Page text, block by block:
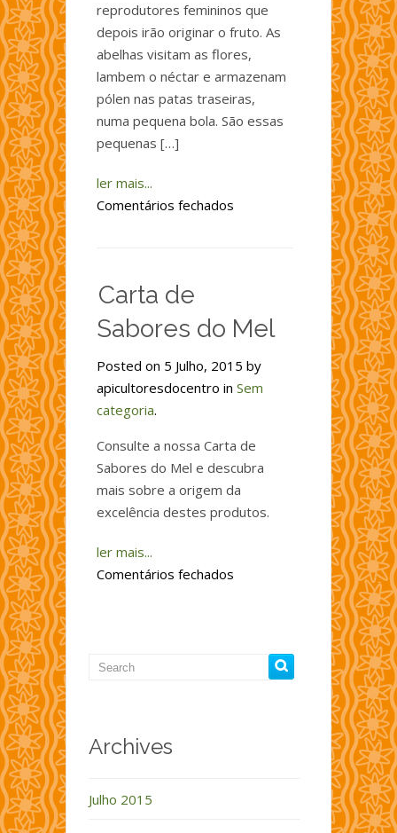
reprodutores femininos que
depois irão originar o fruto. As
abelhas visitam as flores,
lambem o néctar e armazenam
pólen nas patas traseiras,
numa pequena bola. São essas
pequenas […]
ler mais...
Comentários fechados
Carta de
Sabores do Mel
Posted on 5 Julho, 2015 by
apicultoresdocentro in Sem
categoria.
Consulte a nossa Carta de
Sabores do Mel e descubra
mais sobre a origem da
excelência destes produtos.
ler mais...
Comentários fechados
Archives
Julho 2015